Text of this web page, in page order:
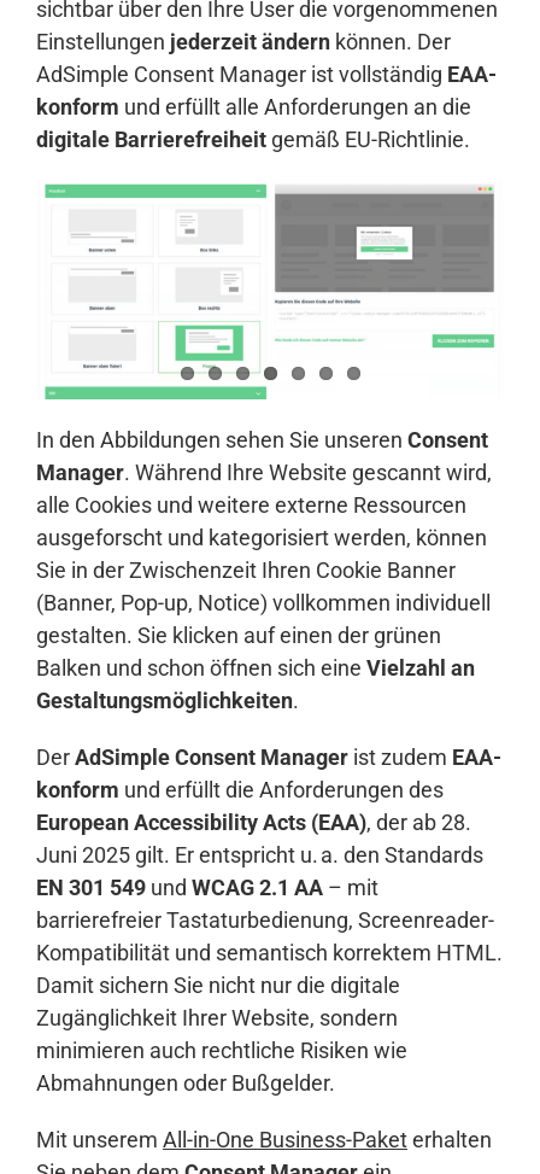
sichtbar über den Ihre User die vorgenommenen
Einstellungen jederzeit ändern können. Der
AdSimple Consent Manager ist vollständig EAA-
konform und erfüllt alle Anforderungen an die
digitale Barrierefreiheit gemäß EU-Richtlinie.
In den Abbildungen sehen Sie unseren Consent
Manager. Während Ihre Website gescannt wird,
alle Cookies und weitere externe Ressourcen
ausgeforscht und kategorisiert werden, können
Sie in der Zwischenzeit Ihren Cookie Banner
(Banner, Pop-up, Notice) vollkommen individuell
gestalten. Sie klicken auf einen der grünen
Balken und schon öffnen sich eine Vielzahl an
Gestaltungsmöglichkeiten.
DerAdSimple Consent Manager ist zudem EAA-
konform und erfüllt die Anforderungen des
European Accessibility Acts (EAA), der ab 28.
Juni 2025 gilt. Er entspricht u. a. den Standards
EN 301 549 und WCAG 2.1 AA – mit
barrierefreier Tastaturbedienung, Screenreader-
Kompatibilität und semantisch korrektem HTML.
Damit sichern Sie nicht nur die digitale
Zugänglichkeit Ihrer Website, sondern
minimieren auch rechtliche Risiken wie
Abmahnungen oder Bußgelder.
Mit unserem All-in-One Business-Paketerhalten